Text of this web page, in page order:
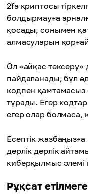
2fa криптосы
болдырмауға
қосады, сонымен
алмасуларын
Ол «айқас тексеру»
пайдаланады, бұл
кодпен қамтамасыз
тұрады. Егер кодтар
егер олар болмаса,
Есептік
дерлік дерлік
киберқылмыс әлемі
Рұқсат